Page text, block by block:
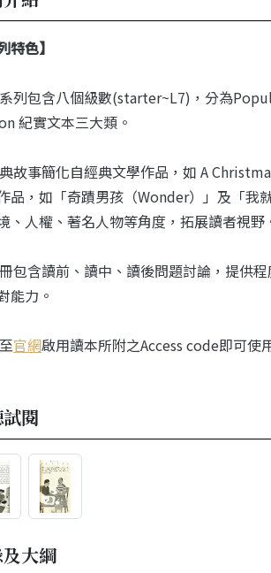
特色】
列包含八個級數(starter~L7)，分為
紀實文本三大類。
故事簡化自經典文學作品，如 A
品，如「奇蹟男孩（Wonder）」及「我
、人權、著名人物等角度，拓展讀者視野
包含讀前、讀中、讀後問題討論，提供
能力。
官網啟用讀本所附之Access code即可使
閱
及大綱